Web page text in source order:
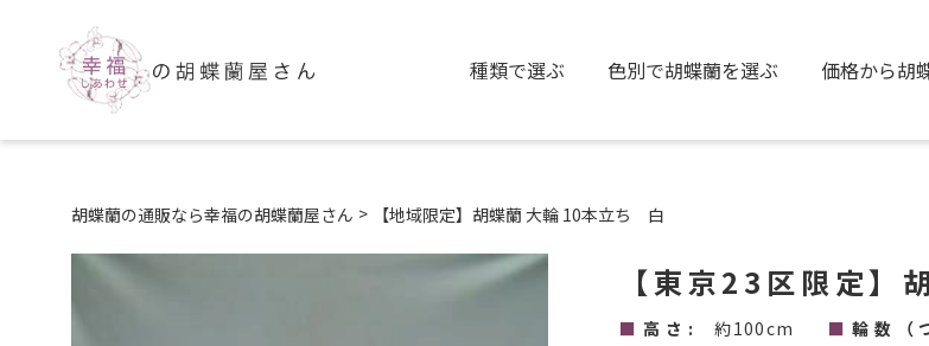
種類で選ぶ 色別で胡蝶蘭を選ぶ 価格から胡
胡蝶蘭の通販なら幸福の胡蝶蘭屋さん > 【地域限定】胡蝶蘭 大輪 10本立ち 白
【東京23区限定
高さ: 約100cm 輪数（